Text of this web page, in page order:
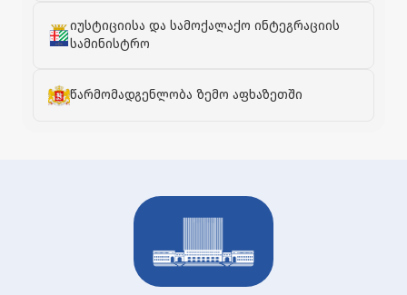
იუსტიციისა და სამოქალაქო ინტეგრაციის
სამინისტრო
წარმომადგენლობა ზემო აფხაზეთში